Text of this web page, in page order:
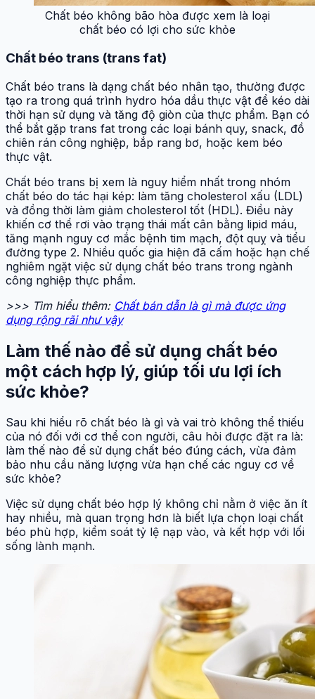
Chất béo không bão hòa được xem là loại
chất béo có lợi cho sức khỏe
Chất béo trans (trans fat)
Chất béo trans là dạng chất béo nhân tạo, thường được
tạo ra trong quá trình hydro hóa dầu thực vật để kéo dài
thời hạn sử dụng và tăng độ giòn của thực phẩm. Bạn có
thể bắt gặp trans fat trong các loại bánh quy, snack, đồ
chiên rán công nghiệp, bắp rang bơ, hoặc kem béo
thực vật.
Chất béo trans bị xem là nguy hiểm nhất trong nhóm
chất béo do tác hại kép: làm tăng cholesterol xấu (LDL)
và đồng thời làm giảm cholesterol tốt (HDL). Điều này
khiến cơ thể rơi vào trạng thái mất cân bằng lipid máu,
tăng mạnh nguy cơ mắc bệnh tim mạch, đột quỵ và tiểu
đường type 2. Nhiều quốc gia hiện đã cấm hoặc hạn chế
nghiêm ngặt việc sử dụng chất béo trans trong ngành
công nghiệp thực phẩm.
>>> Tìm hiểu thêm: Chất bán dẫn là gì mà được ứng
dụng rộng rãi như vậy
Làm thế nào để sử dụng chất béo
một cách hợp lý, giúp tối ưu lợi ích
sức khỏe?
Sau khi hiểu rõ chất béo là gì và vai trò không thể thiếu
của nó đối với cơ thể con người, câu hỏi được đặt ra là:
làm thế nào để sử dụng chất béo đúng cách, vừa đảm
bảo nhu cầu năng lượng vừa hạn chế các nguy cơ về
sức khỏe?
Việc sử dụng chất béo hợp lý không chỉ nằm ở việc ăn ít
hay nhiều, mà quan trọng hơn là biết lựa chọn loại chất
béo phù hợp, kiểm soát tỷ lệ nạp vào, và kết hợp với lối
sống lành mạnh.